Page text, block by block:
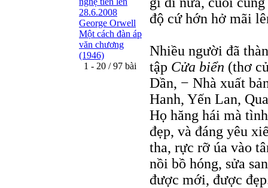
28.6.2008
George Orwell
Một cách đàn áp
văn chương
(1946)
1 - 20 / 97 bài
độ cứ hớn hở mãi
Nhiều người đã
tập Cửa biển (thơ
Dần, − Nhà xuất
Hanh, Yến Lan,
Họ hăng hái mà
đẹp, và đáng yêu
tha, rực rỡ úa vào
nồi bồ hóng, sửa
được mới, được